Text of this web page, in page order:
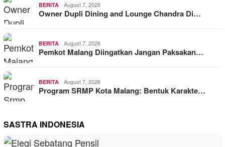
BERITA August 7, 2026
Owner Dupli Dining and Lounge Chandra Di…
BERITA August 7, 2026
Pemkot Malang Diingatkan Jangan Paksakan…
BERITA August 7, 2026
Program SRMP Kota Malang: Bentuk Karakte…
SASTRA INDONESIA